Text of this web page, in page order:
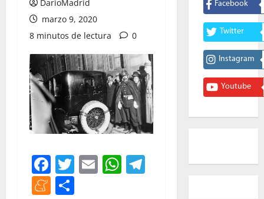
DarioMadrid
marzo 9, 2020
8 minutos de lectura
0
Facebook
Twitter
EmailWhatsApp
Telegram
Meneame
Facebook
Twitter
Instagram
Youtube